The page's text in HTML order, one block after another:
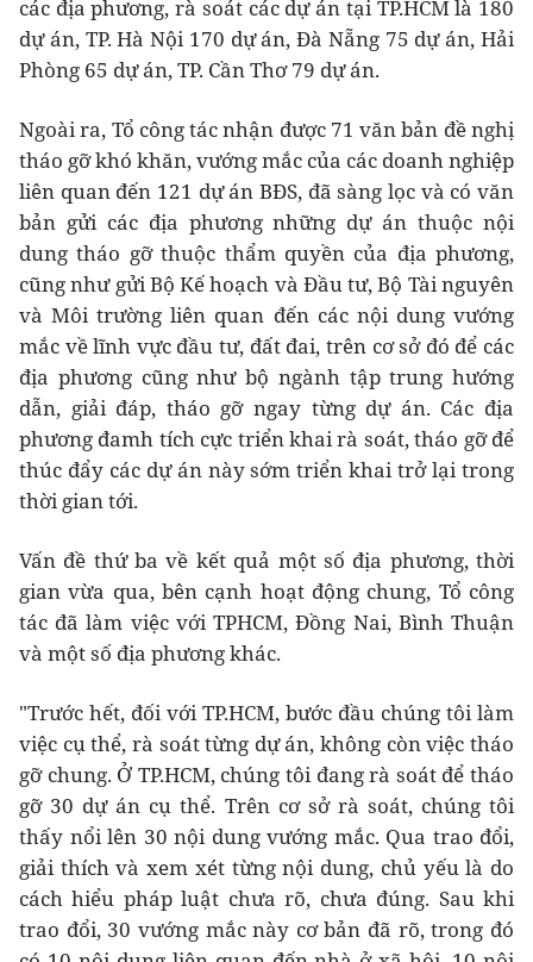
các địa phương, rà soát các dự án tại TP.HCM là 180
dự án, TP. Hà Nội 170 dự án, Đà Nẵng 75 dự án, Hải
Phòng 65 dự án, TP. Cần Thơ 79 dự án.
Ngoài ra, Tổ công tác nhận được 71 văn bản đề nghị
tháo gỡ khó khăn, vướng mắc của các doanh nghiệp
liên quan đến 121 dự án BĐS, đã sàng lọc và có văn
bản gửi các địa phương những dự án thuộc nội
dung tháo gỡ thuộc thẩm quyền của địa phương,
cũng như gửi Bộ Kế hoạch và Đầu tư, Bộ Tài nguyên
và Môi trường liên quan đến các nội dung vướng
mắc về lĩnh vực đầu tư, đất đai, trên cơ sở đó để các
địa phương cũng như bộ ngành tập trung hướng
dẫn, giải đáp, tháo gỡ ngay từng dự án. Các địa
phương đamh tích cực triển khai rà soát, tháo gỡ để
thúc đẩy các dự án này sớm triển khai trở lại trong
thời gian tới.
Vấn đề thứ ba về kết quả một số địa phương, thời
gian vừa qua, bên cạnh hoạt động chung, Tổ công
tác đã làm việc với TPHCM, Đồng Nai, Bình Thuận
và một số địa phương khác.
"Trước hết, đối với TP.HCM, bước đầu chúng tôi làm
việc cụ thể, rà soát từng dự án, không còn việc tháo
gỡ chung. Ở TP.HCM, chúng tôi đang rà soát để tháo
gỡ 30 dự án cụ thể. Trên cơ sở rà soát, chúng tôi
thấy nổi lên 30 nội dung vướng mắc. Qua trao đổi,
giải thích và xem xét từng nội dung, chủ yếu là do
cách hiểu pháp luật chưa rõ, chưa đúng. Sau khi
trao đổi, 30 vướng mắc này cơ bản đã rõ, trong đó